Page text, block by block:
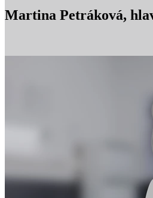
Martina Petráková,